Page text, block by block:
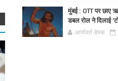
मुंबई : OTT पर छाए
डबल रोल ने दिलाई
आर्यावर्त डेस्क